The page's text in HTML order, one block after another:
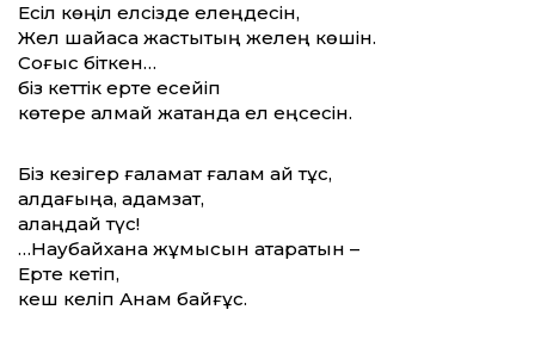
Есіл көңіл елсізде елеңдесін,
Жел шайқаса жастықтың желең көшін.
Соғыс біткен…
біз кеттік ерте есейіп
көтере алмай жатқанда ел еңсесін.
Біз кезігер ғаламат ғалам қай тұс,
алдағыңа, адамзат,
алаңдай түс!
…Наубайхана жұмысын атқаратын –
Ерте кетіп,
кеш келіп Анам байғұс.